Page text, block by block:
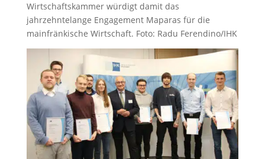
Wirtschaftskammer würdigt damit das
jahrzehntelange Engagement Maparas für die
mainfränkische Wirtschaft. Foto: Radu Ferendino/IHK